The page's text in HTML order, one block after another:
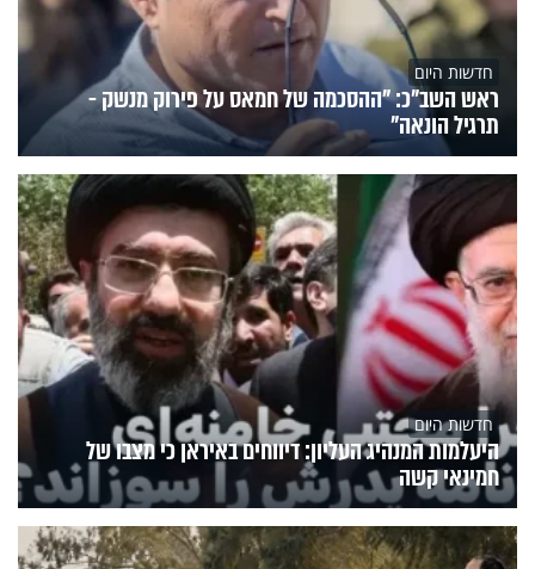
חדשות היום
ראש השב"כ: "ההסכמה של חמאס על פירוק מנשק -
תרגיל הונאה"
חדשות היום
היעלמות המנהיג העליון: דיווחים באיראן כי מצבו של
חמינאי קשה